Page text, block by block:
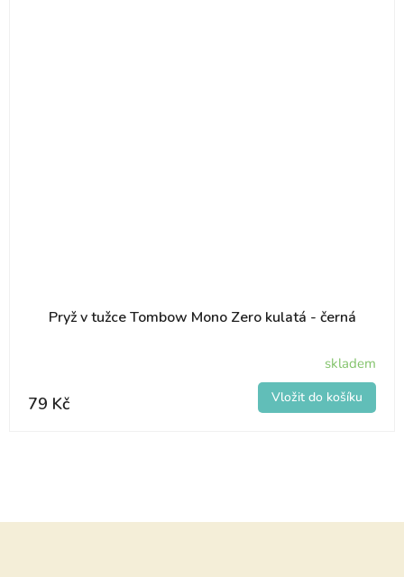
Pryž v tužce Tombow Mono Zero kulatá - černá
skladem
79 Kč